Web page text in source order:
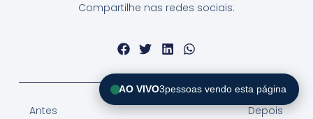
Compartilhe nas redes sociais:
Antes
Depois
AO VIVO3pessoas vendo esta página